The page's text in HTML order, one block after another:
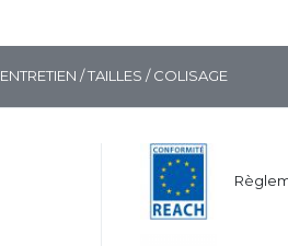
ENTRETIEN / TAILLES / COLISAGE